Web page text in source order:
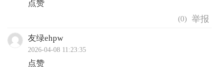
点赞
(0)
友绿ehpw
2026-04-08 11:23:35
点赞